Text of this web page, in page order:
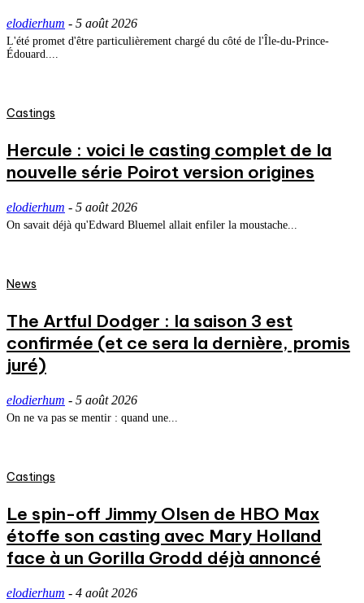
elodierhum - 5 août 2026
L'été promet d'être particulièrement chargé du côté de l'Île-du-Prince-
Édouard....
Castings
Hercule : voici le casting complet de la
nouvelle série Poirot version origines
elodierhum - 5 août 2026
On savait déjà qu'Edward Bluemel allait enfiler la moustache...
News
The Artful Dodger : la saison 3 est
confirmée (et ce sera la dernière, promis
juré)
elodierhum - 5 août 2026
On ne va pas se mentir : quand une...
Castings
Le spin-off Jimmy Olsen de HBO Max
étoffe son casting avec Mary Holland
face à un Gorilla Grodd déjà annoncé
elodierhum - 4 août 2026